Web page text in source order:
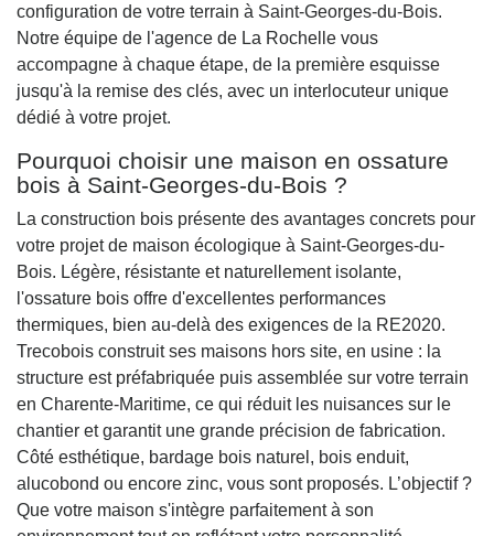
configuration de votre terrain à Saint-Georges-du-Bois.
Notre équipe de l'agence de La Rochelle vous
accompagne à chaque étape, de la première esquisse
jusqu'à la remise des clés, avec un interlocuteur unique
dédié à votre projet.
Pourquoi choisir une maison en ossature
bois à Saint-Georges-du-Bois ?
La construction bois présente des avantages concrets pour
votre projet de maison écologique à Saint-Georges-du-
Bois. Légère, résistante et naturellement isolante,
l'ossature bois offre d'excellentes performances
thermiques, bien au-delà des exigences de la RE2020.
Trecobois construit ses maisons hors site, en usine : la
structure est préfabriquée puis assemblée sur votre terrain
en Charente-Maritime, ce qui réduit les nuisances sur le
chantier et garantit une grande précision de fabrication.
Côté esthétique, bardage bois naturel, bois enduit,
alucobond ou encore zinc, vous sont proposés. L’objectif ?
Que votre maison s'intègre parfaitement à son